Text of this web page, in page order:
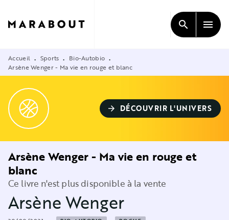
CONTENU
search menu
Accueil • Sports • Bio-Autobio •
Arsène Wenger - Ma vie en rouge et blanc
arrow_forward DÉCOUVRIR L'UNIVERS
Arsène Wenger - Ma vie en rouge et
blanc
Ce livre n'est plus disponible à la vente
Arsène Wenger